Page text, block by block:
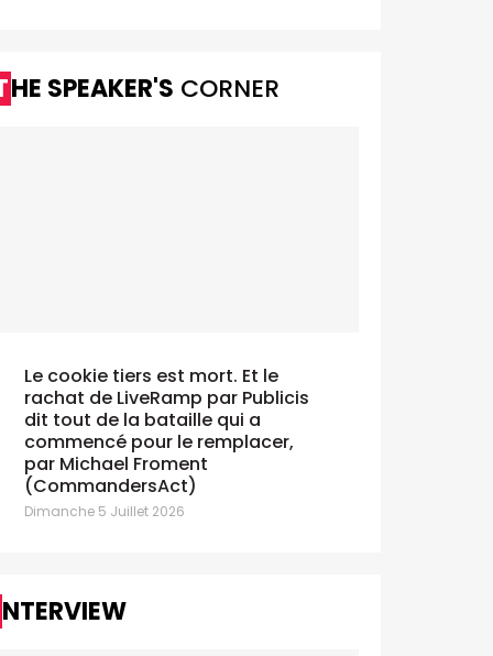
THE SPEAKER'S CORNER
Le cookie tiers est mort. Et le
rachat de LiveRamp par Publicis
dit tout de la bataille qui a
commencé pour le remplacer,
par Michael Froment
(CommandersAct)
Dimanche 5 Juillet 2026
INTERVIEW